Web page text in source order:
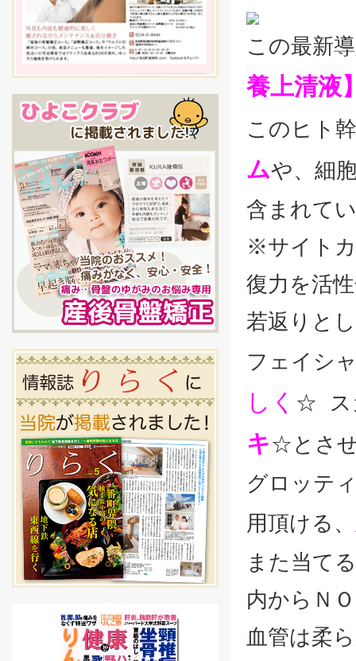
この最新
養上清液
このヒト
ムや、細
含まれて
※サイト
復力を活
若返りと
フェイシ
しく ☆ ス
キ☆と さ
グロッテ
用頂ける、
また当て
内からＮ
血管は柔